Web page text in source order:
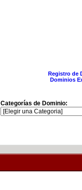
Registro de
Dominios
Categorías de Dominio: